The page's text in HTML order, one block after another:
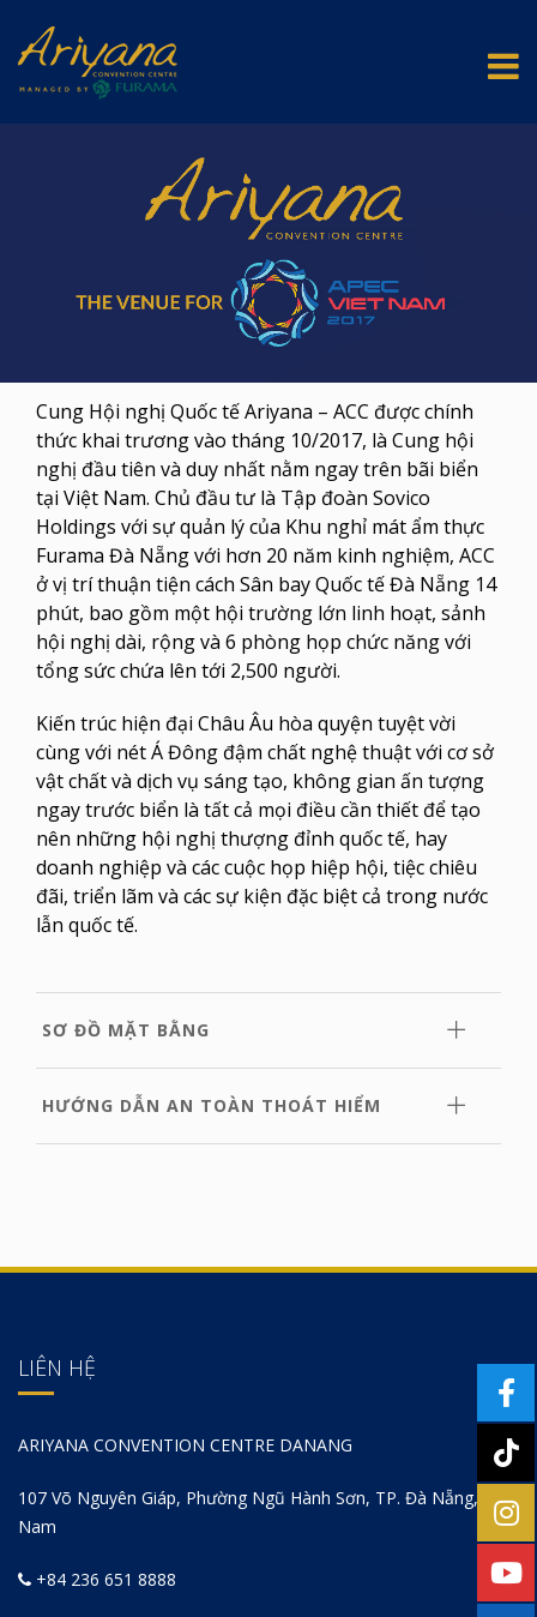
Cung Hội nghị Quốc tế Ariyana – ACC được chính
thức khai trương vào tháng 10/2017, là Cung hội
nghị đầu tiên và duy nhất nằm ngay trên bãi biển
tại Việt Nam. Chủ đầu tư là Tập đoàn Sovico
Holdings với sự quản lý của Khu nghỉ mát ẩm thực
Furama Đà Nẵng với hơn 20 năm kinh nghiệm, ACC
ở vị trí thuận tiện cách Sân bay Quốc tế Đà Nẵng 14
phút, bao gồm một hội trường lớn linh hoạt, sảnh
hội nghị dài, rộng và 6 phòng họp chức năng với
tổng sức chứa lên tới 2,500 người.
Kiến trúc hiện đại Châu Âu hòa quyện tuyệt vời
cùng với nét Á Đông đậm chất nghệ thuật với cơ sở
vật chất và dịch vụ sáng tạo, không gian ấn tượng
ngay trước biển là tất cả mọi điều cần thiết để tạo
nên những hội nghị thượng đỉnh quốc tế, hay
doanh nghiệp và các cuộc họp hiệp hội, tiệc chiêu
đãi, triển lãm và các sự kiện đặc biệt cả trong nước
lẫn quốc tế.
SƠ ĐỒ MẶT BẰNG
HƯỚNG DẪN AN TOÀN THOÁT HIỂM
LIÊN HỆ
ARIYANA CONVENTION CENTRE DANANG
107 Võ Nguyên Giáp, Phường Ngũ Hành Sơn, TP. Đà Nẵng, Việt
Nam
+84 236 651 8888